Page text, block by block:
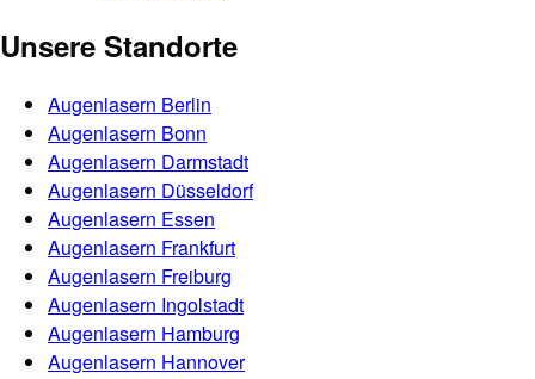
Unsere Standorte
Augenlasern Berlin
Augenlasern Bonn
Augenlasern Darmstadt
Augenlasern Düsseldorf
Augenlasern Essen
Augenlasern Frankfurt
Augenlasern Freiburg
Augenlasern Ingolstadt
Augenlasern Hamburg
Augenlasern Hannover